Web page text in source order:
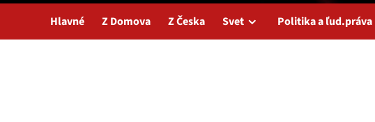
Hlavné Z Domova Z Česka Svet Politika a ľud.práva